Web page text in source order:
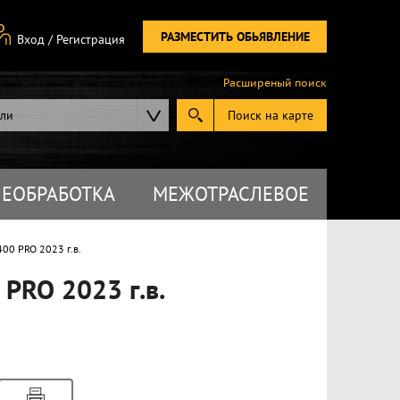
РАЗМЕСТИТЬ ОБЬЯВЛЕНИЕ
Вход / Регистрация
Поиск на карте
Расширеный поиск
МЕЖОТРАСЛЕВОЕ
PRO 2023 г.в.
2023 г.в.